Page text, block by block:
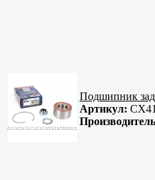
Подшипник
Артикул: